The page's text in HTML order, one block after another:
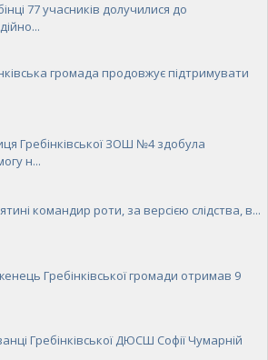
77 учасників долучилися до
громада продовжує підтримувати
Гребінківської ЗОШ №4 здобула
н...
командир роти, за версією слідства, в...
Гребінківської громади отримав 9
Гребінківської ДЮСШ Софії Чумарній